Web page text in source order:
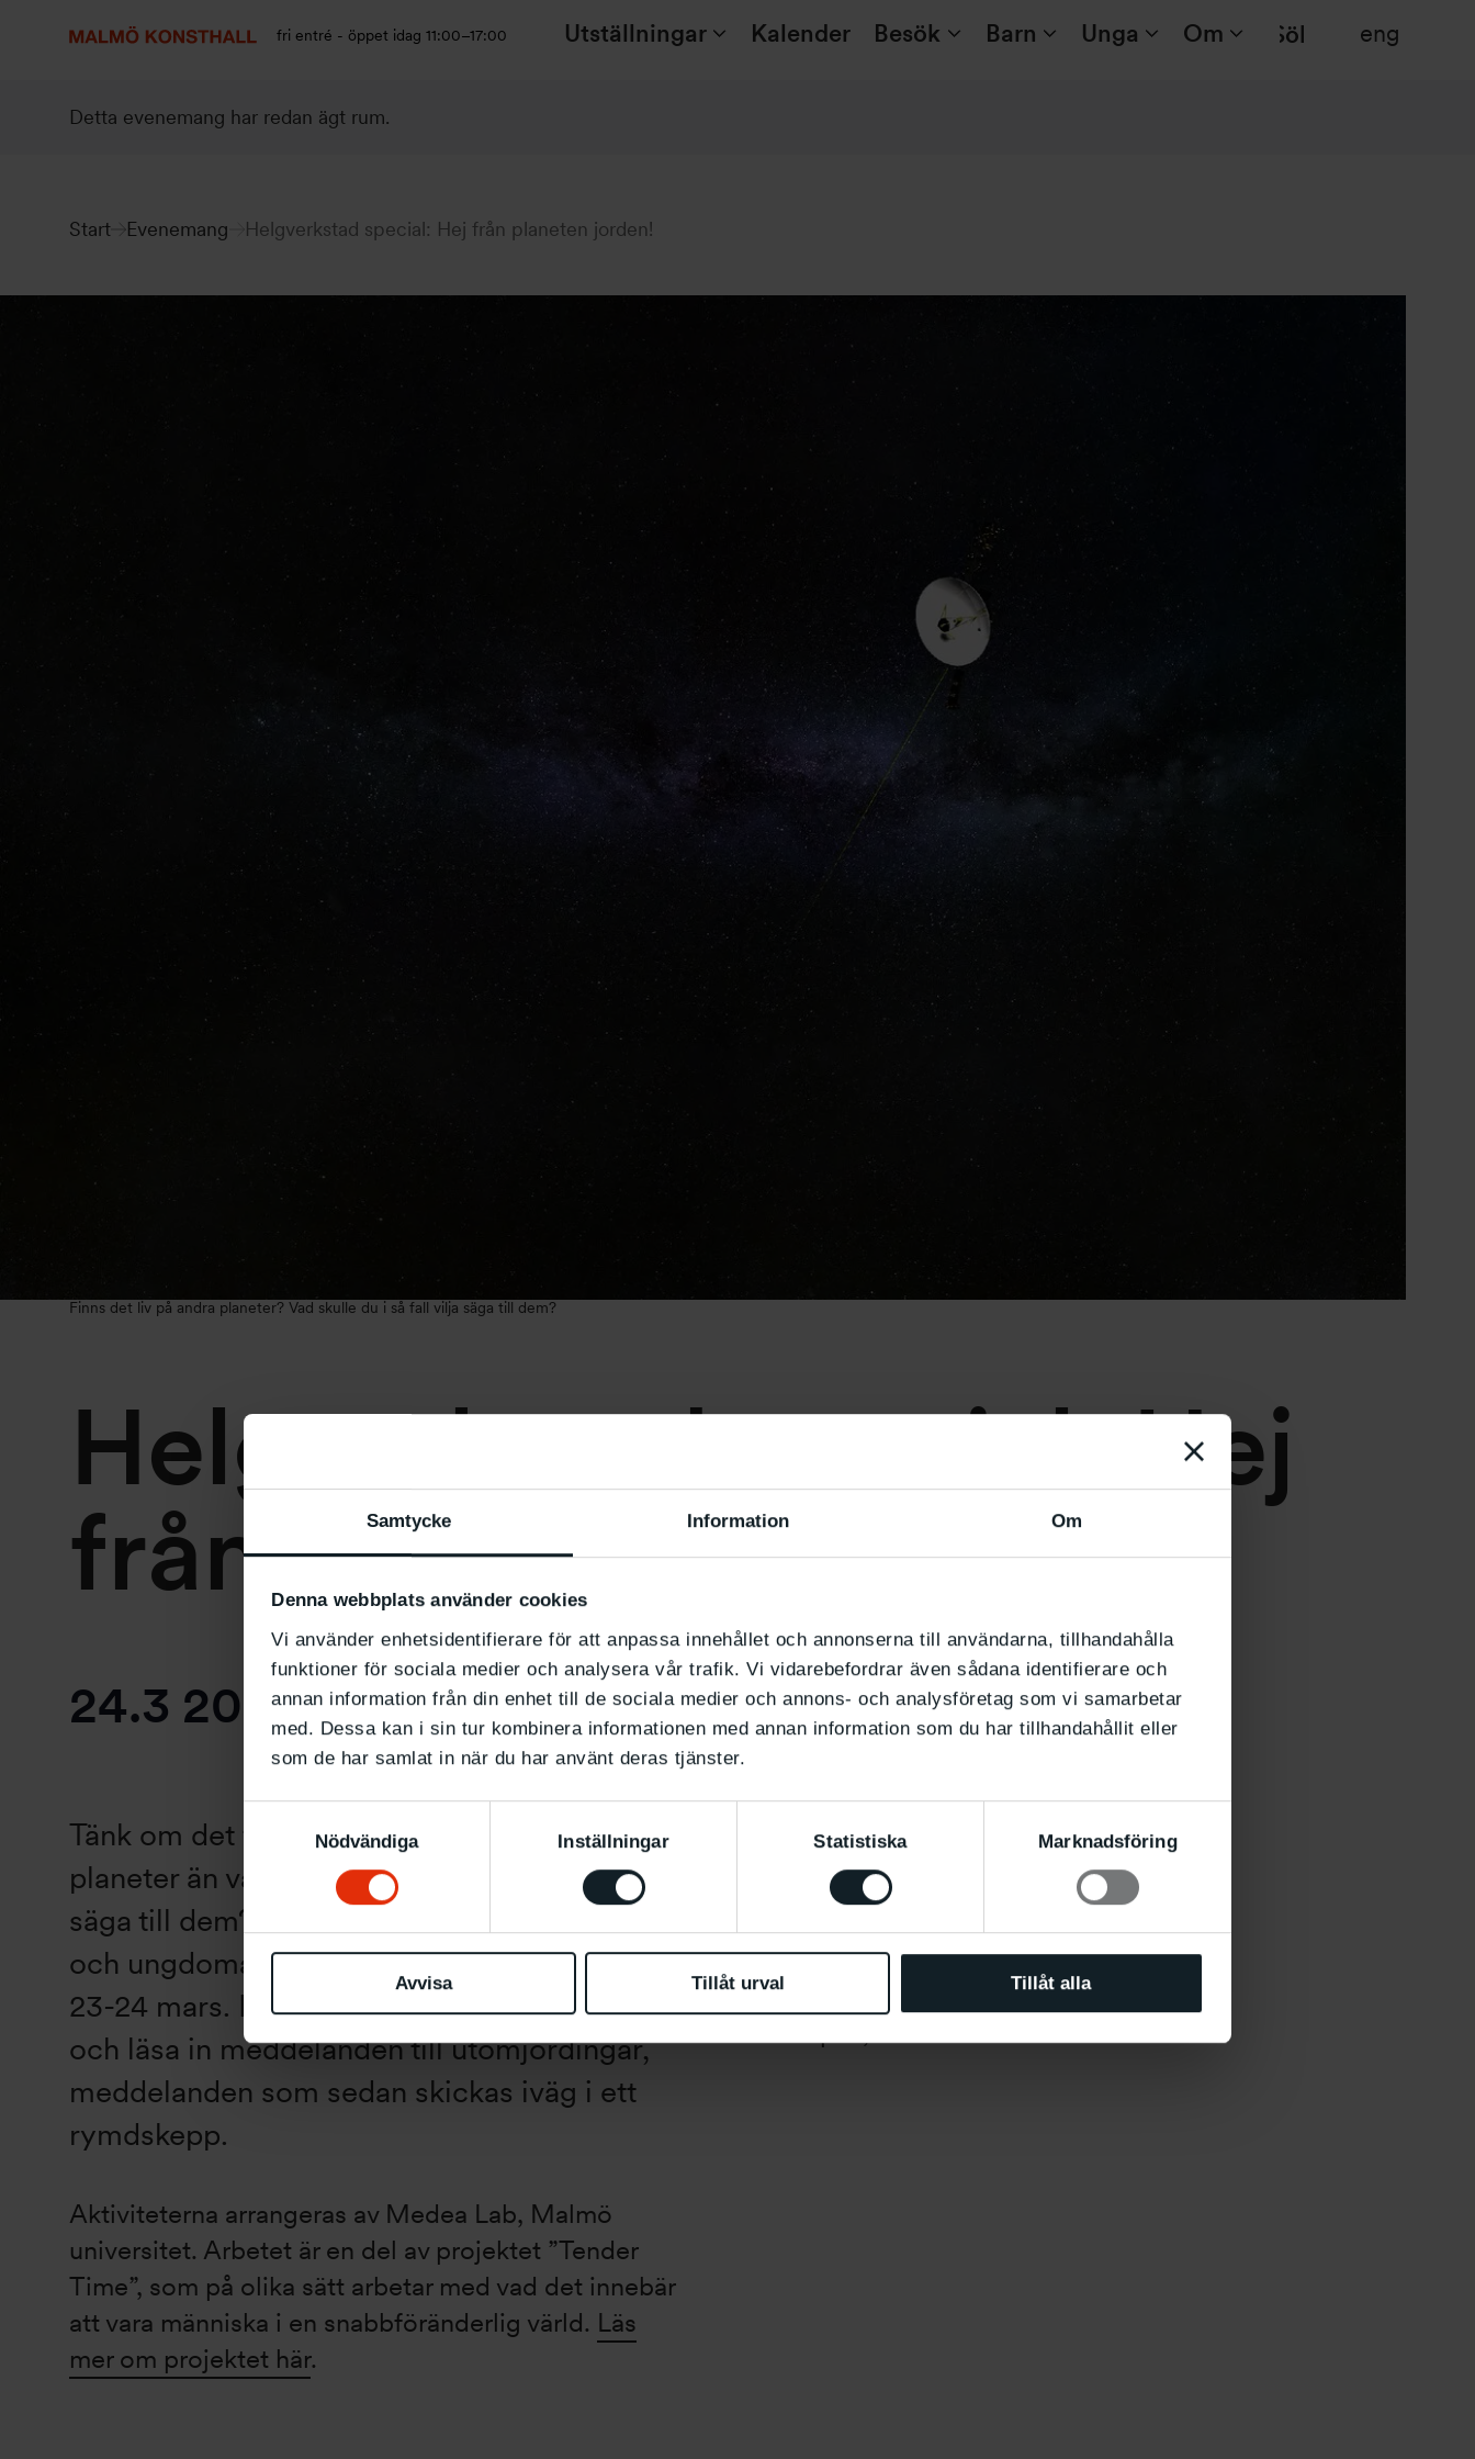
Samtycke Information Om
Denna webbplats använder cookies
Vi använder enhetsidentifierare för att anpassa innehållet och annonserna till användarna, tillhandahålla
funktioner för sociala medier och analysera vår trafik. Vi vidarebefordrar även sådana identifierare och
annan information från din enhet till de sociala medier och annons- och analysföretag som vi samarbetar
med. Dessa kan i sin tur kombinera informationen med annan information som du har tillhandahållit eller
som de har samlat in när du har använt deras tjänster.
Nödvändiga
Inställningar Statistiska Marknadsföring
Avvisa Tillåt urval Tillåt alla
Tillgänglighetsredogörelse
fri entré - öppet idag 11:00–17:00 Utställningar Kalender Besök Barn Unga Om Sök eng
Detta evenemang har redan ägt rum.
Start Evenemang Helgverkstad special: Hej från planeten jorden!
Finns det liv på andra planeter? Vad skulle du i så fall vilja säga till dem?
Helgverkstad special:Hej
från planeten jorden!
24.3 2024klockan13:00 –16:30
Tänk om det finns levande varelser på andra
planeter än vår. Vad skulle du i så fall vilja
säga till dem? Denna fråga ställer vi till barn
och ungdomar som kommer till Verkstan den
23-24 mars. Besökarna kommer få skriva, rita
och läsa in meddelanden till utomjordingar,
meddelanden som sedan skickas iväg i ett
rymdskepp.
Aktiviteterna arrangeras av Medea Lab, Malmö
universitet. Arbetet är en del av projektet ”Tender
Time”, som på olika sätt arbetar med vad det innebär
att vara människa i en snabbföränderlig värld. Läs
mer om projektet här.
Information
: Workshop
: Lördag 23.3 & söndag 24.3,
13:00–16:30
Var
: Verkstan på Malmö Konsthall